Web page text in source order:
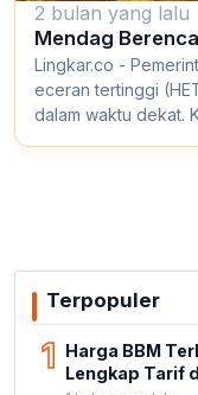
2 bulan yang lalu
Mendag
Lingkar.co -
eceran tertinggi
dalam waktu dekat.
Terpopuler
1 Harga BBM
Lengkap Tarif